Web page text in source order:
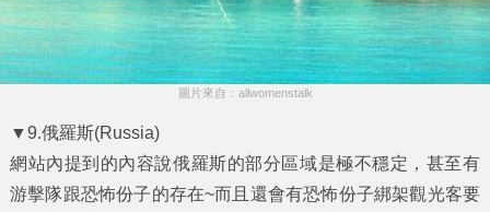
圖片來自：allwomenstalk
▼9.俄羅斯(Russia)
網站內提到的內容說俄羅斯的部分區域是極不穩定，甚至有
游擊隊跟恐怖份子的存在~而且還會有恐怖份子綁架觀光客要